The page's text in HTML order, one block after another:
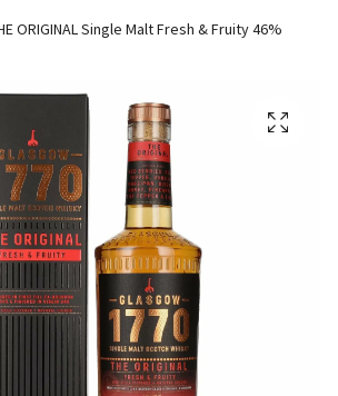
ORIGINAL Single Malt Fresh & Fruity 46%